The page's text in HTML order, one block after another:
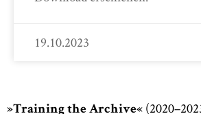
19.10.2023
»Training the Archive«